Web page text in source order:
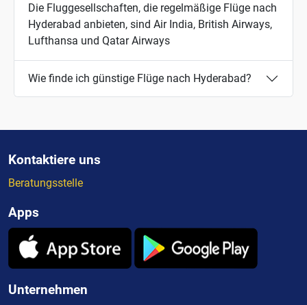
Die Fluggesellschaften, die regelmäßige Flüge nach
Hyderabad anbieten, sind Air India, British Airways,
Lufthansa und Qatar Airways
Wie finde ich günstige Flüge nach Hyderabad?
Kontaktiere uns
Beratungsstelle
Apps
Unternehmen